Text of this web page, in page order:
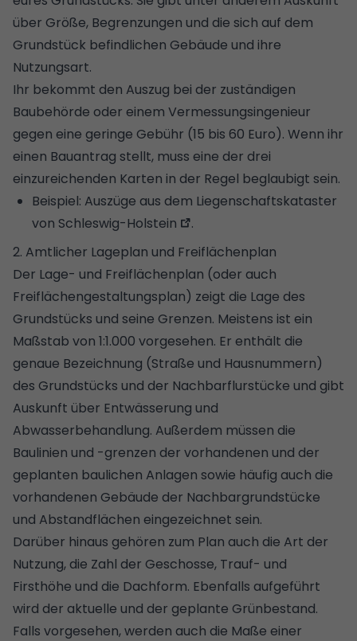
über Größe, Begrenzungen und die sich auf dem
Grundstück befindlichen Gebäude und ihre
Nutzungsart.
Ihr bekommt den Auszug bei der zuständigen
Baubehörde oder einem Vermessungsingenieur
gegen eine geringe Gebühr (15 bis 60 Euro). Wenn ihr
einen Bauantrag stellt, muss eine der drei
einzureichenden Karten in der Regel beglaubigt sein.
Beispiel: Auszüge aus dem Liegenschaftskataster
von Schleswig-Holstein
.
2. Amtlicher Lageplan und Freiflächenplan
Der Lage- und Freiflächenplan (oder auch
Freiflächengestaltungsplan) zeigt die Lage des
Grundstücks und seine Grenzen. Meistens ist ein
Maßstab von 1:1.000 vorgesehen. Er enthält die
genaue Bezeichnung (Straße und Hausnummern)
des Grundstücks und der Nachbarflurstücke und gibt
Auskunft über Entwässerung und
Abwasserbehandlung. Außerdem müssen die
Baulinien und -grenzen der vorhandenen und der
geplanten baulichen Anlagen sowie häufig auch die
vorhandenen Gebäude der Nachbargrundstücke
und Abstandflächen eingezeichnet sein.
Darüber hinaus gehören zum Plan auch die Art der
Nutzung, die Zahl der Geschosse, Trauf- und
Firsthöhe und die Dachform. Ebenfalls aufgeführt
wird der aktuelle und der geplante Grünbestand.
Falls vorgesehen, werden auch die Maße einer